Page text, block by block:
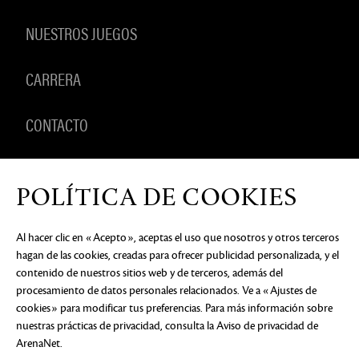
NUESTROS JUEGOS
CARRERA
CONTACTO
AVISO DE PRIVACIDAD DOCUMENTOS LEGALES
NO
VENDER NI COMPARTIR MI INFORMACIÓN
PERSONAL
PREFERENCIAS DE COOKIES
©2026 ArenaNet, LLC. Reservados todos los
derechos. Todas las marcas comerciales son
propiedad de sus respectivos dueños.
POLÍTICA DE COOKIES
Al hacer clic en «Acepto», aceptas el uso que nosotros y otros terceros
hagan de las cookies, creadas para ofrecer publicidad personalizada, y el
contenido de nuestros sitios web y de terceros, además del
procesamiento de datos personales relacionados. Ve a «Ajustes de
cookies» para modificar tus preferencias. Para más información sobre
nuestras prácticas de privacidad, consulta la Aviso de privacidad de
ArenaNet.